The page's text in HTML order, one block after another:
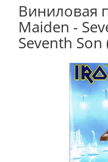
Виниловая
Maiden -
Seventh